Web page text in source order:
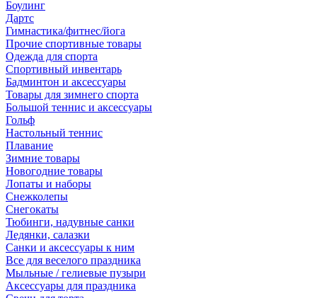
Боулинг
Дартс
Гимнастика/фитнес/йога
Прочие спортивные товары
Одежда для спорта
Спортивный инвентарь
Бадминтон и аксессуары
Товары для зимнего спорта
Большой теннис и аксессуары
Гольф
Настольный теннис
Плавание
Зимние товары
Новогодние товары
Лопаты и наборы
Снежколепы
Снегокаты
Тюбинги, надувные санки
Ледянки, салазки
Санки и аксессуары к ним
Все для веселого праздника
Мыльные / гелиевые пузыри
Аксессуары для праздника